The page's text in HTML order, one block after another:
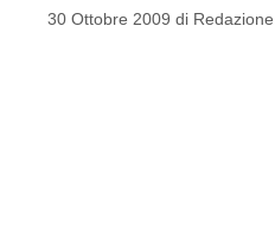
30 Ottobre 2009 di Redazione